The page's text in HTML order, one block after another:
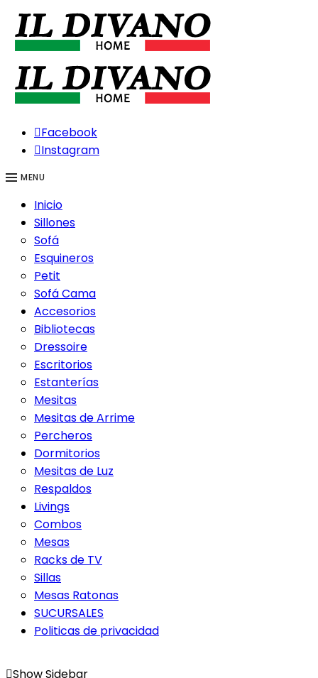
Facebook
Instagram
MENU
Inicio
Sillones
Sofá
Esquineros
Petit
Sofá Cama
Accesorios
Bibliotecas
Dressoire
Escritorios
Estanterías
Mesitas
Mesitas de Arrime
Percheros
Dormitorios
Mesitas de Luz
Respaldos
Livings
Combos
Mesas
Racks de TV
Sillas
Mesas Ratonas
SUCURSALES
Politicas de privacidad
Show Sidebar